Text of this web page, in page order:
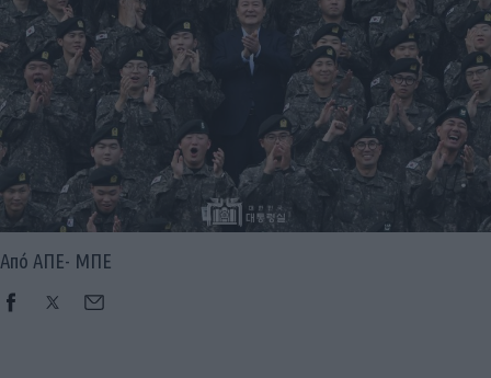
Social
Από ΑΠΕ- ΜΠΕ